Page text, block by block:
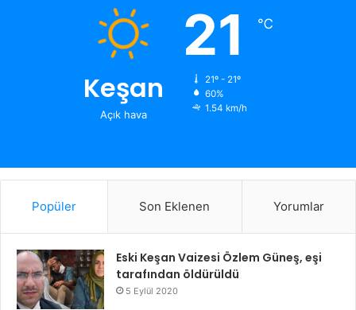
Keşan
Açık hava
21 ℃
21º - 21º
60%
1.54 km/h
Popüler Son Eklenen Yorumlar
Eski Keşan Vaizesi Özlem Güneş, eşi
tarafından öldürüldü
5 Eylül 2020